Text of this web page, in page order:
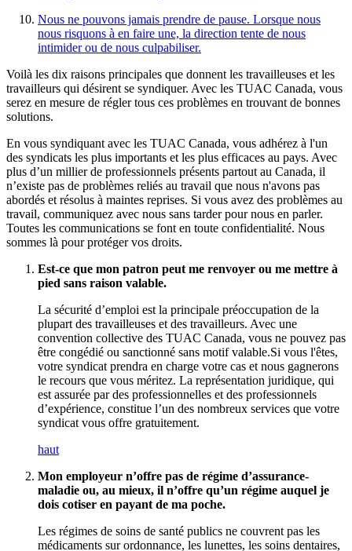
Nous ne pouvons jamais prendre de pause. Lorsque nous
nous risquons à en faire une, la direction tente de nous
intimider ou de nous culpabiliser.
Voilà les dix raisons principales que donnent les travailleuses et les
travailleurs qui désirent se syndiquer. Avec les TUAC Canada, vous
serez en mesure de régler tous ces problèmes en trouvant de bonnes
solutions.
En vous syndiquant avec les TUAC Canada, vous adhérez à l'un
des syndicats les plus importants et les plus efficaces au pays. Avec
plus d’un millier de professionnels présents partout au Canada, il
n’existe pas de problèmes reliés au travail que nous n'avons pas
abordés et résolus à maintes reprises. Si vous avez des problèmes au
travail, communiquez avec nous sans tarder pour nous en parler.
Toutes les communications se font en toute confidentialité. Nous
sommes là pour protéger vos droits.
Est-ce que mon patron peut me renvoyer ou me mettre à
pied sans raison valable.
La sécurité d’emploi est la principale préoccupation de la
plupart des travailleuses et des travailleurs. Avec une
convention collective des TUAC Canada, vous ne pouvez pas
être congédié ou sanctionné sans motif valable.Si vous l'êtes,
votre syndicat prendra en charge votre cas et nous gagnerons
le recours que vous méritez. La représentation juridique, qui
est assurée par des professionnelles et des professionnels
d’expérience, constitue l’un des nombreux services que votre
syndicat vous offre gratuitement.
haut
Mon employeur n’offre pas de régime d’assurance-
maladie ou, au mieux, il n’offre qu’un régime auquel je
dois cotiser en payant de ma poche.
Les régimes de soins de santé publics ne couvrent pas les
médicaments sur ordonnance, les lunettes, les soins dentaires,